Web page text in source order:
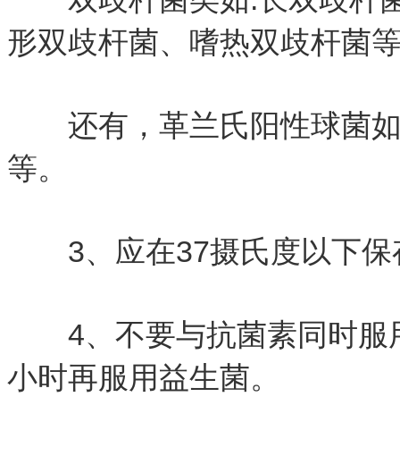
形双歧杆菌、嗜热双歧杆菌
还有，革兰氏阳性球菌如
等。
3、应在37摄氏度以下保
4、不要与抗菌素同时服
小时再服用益生菌。